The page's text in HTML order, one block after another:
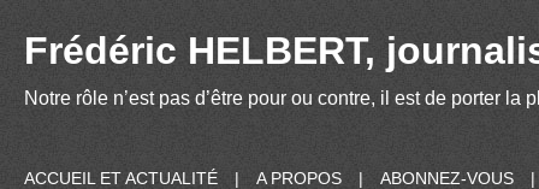
Frédéric HELBERT,
Notre rôle n’est pas d’être pour ou contre, il est de porter
ACCUEIL ET ACTUALITÉ | A PROPOS | ABONNEZ-VOUS |